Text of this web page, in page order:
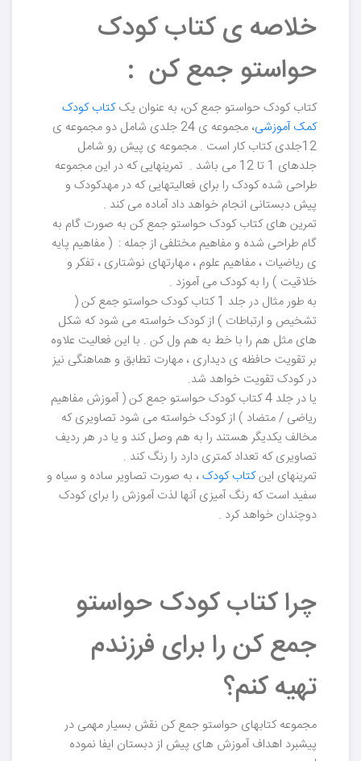
خلاصه ی کتاب کودک
حواستو جمع کن :
کتاب کودک حواستو جمع کن، به عنوان یککتاب کودک
کمک آموزشی
، مجموعه ی 24 جلدی شامل دو مجموعه ی
12جلدی کتاب کار است . مجموعه ی پیش رو شامل
جلدهای 1 تا 12 می باشد . تمرینهایی که در این مجموعه
طراحی شده کودک را برای فعالیتهایی که در مهدکودک و
پیش دبستانی انجام خواهد داد آماده می کند .
تمرین های کتاب کودک حواستو جمع کن به صورت گام به
گام طراحی شده و مفاهیم مختلفی از جمله : ( مفاهیم پایه
ی ریاضیات ، مفاهیم علوم ، مهارتهای نوشتاری ، تفکر و
خلاقیت ) را به کودک می آموزد .
به طور مثال در جلد 1 کتاب کودک حواستو جمع کن (
تشخیص و ارتباطات ) از کودک خواسته می شود که شکل
های مثل هم را با خط به هم ول کن . با این فعالیت علاوه
بر تقویت حافظه ی دیداری ، مهارت تطابق و هماهنگی نیز
در کودک تقویت خواهد شد.
یا در جلد 4 کتاب کودک حواستو جمع کن ( آموزش مفاهیم
ریاضی / متضاد ) از کودک خواسته می شود تصاویری که
مخالف یکدیگر هستند را به هم وصل کند و یا در هر ردیف
تصاویری که تعداد کمتری دارد را رنگ کند .
تمرینهای اینکتاب کودک، به صورت تصاویر ساده و سیاه و
سفید است که رنگ آمیزی آنها لذت آموزش را برای کودک
دوچندان خواهد کرد .
چرا کتاب کودک حواستو
جمع کن را برای فرزندم
تهیه کنم؟
مجموعه کتابهای حواستو جمع کن نقش بسیار مهمی در
پیشبرد اهداف آموزش های پیش از دبستان ایفا نموده